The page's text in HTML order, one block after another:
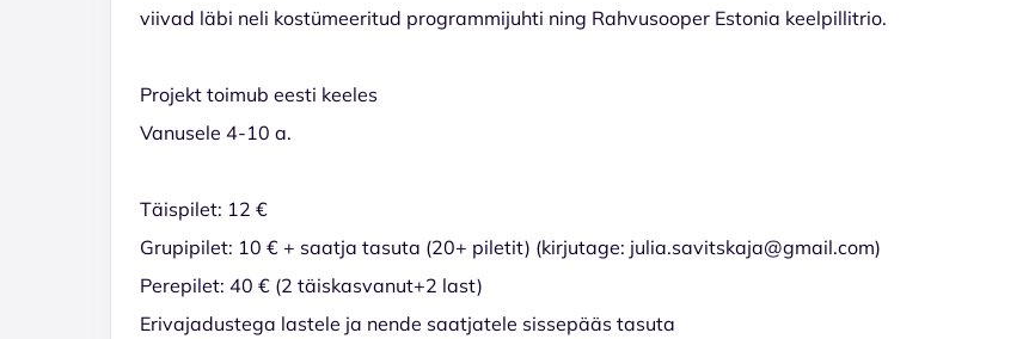
viivad läbi neli kostümeeritud programmijuhti ning Rahvusooper Estonia keelpillitrio.
Projekt toimub eesti keeles
Vanusele 4-10 a.
Täispilet: 12 €
Grupipilet: 10 € + saatja tasuta (20+ piletit) (kirjutage: julia.savitskaja@gmail.com)
Perepilet: 40 € (2 täiskasvanut+2 last)
Erivajadustega lastele ja nende saatjatele sissepääs tasuta